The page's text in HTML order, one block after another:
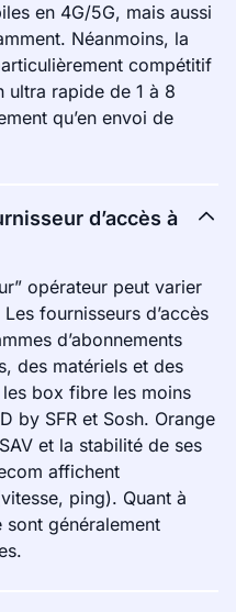
en 4G/5G, mais aussi
Néanmoins, la
compétitif
ultra rapide de 1 à 8
qu’en envoi de
d’accès à
opérateur peut varier
fournisseurs d’accès
d’abonnements
des matériels et des
box fibre les moins
by SFR et Sosh. Orange
et la stabilité de ses
affichent
ping). Quant à
généralement